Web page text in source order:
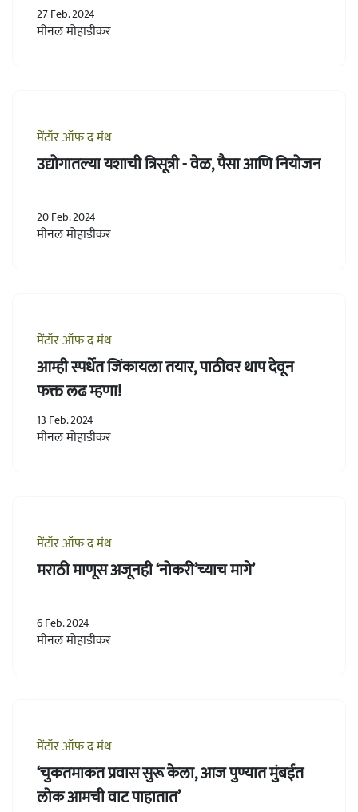
27 Feb. 2024
मीनल मोहाडीकर
मेंटॉर ऑफ द मंथ
उद्योगातल्या यशाची त्रिसूत्री - वेळ, पैसा आणि नियोजन
20 Feb. 2024
मीनल मोहाडीकर
मेंटॉर ऑफ द मंथ
आम्ही स्पर्धेत जिंकायला तयार, पाठीवर थाप देवून
फक्त लढ म्हणा!
13 Feb. 2024
मीनल मोहाडीकर
मेंटॉर ऑफ द मंथ
मराठी माणूस अजूनही ‘नोकरी’च्याच मागे’
6 Feb. 2024
मीनल मोहाडीकर
मेंटॉर ऑफ द मंथ
‘चुकतमाकत प्रवास सुरू केला, आज पुण्यात मुंबईत
लोक आमची वाट पाहातात’